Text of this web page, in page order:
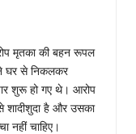
मृतका की बहन रूपल
घर से निकलकर
शुरू हो गए थे। आरोप
शादीशुदा है और उसका
नहीं चाहिए।